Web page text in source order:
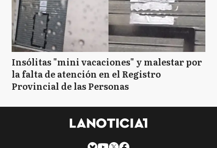
Insólitas "mini vacaciones" y malestar por
la falta de atención en el Registro
Provincial de las Personas